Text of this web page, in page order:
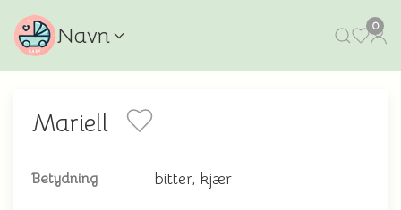
Navn 0
Mariell
Betydning bitter, kjær